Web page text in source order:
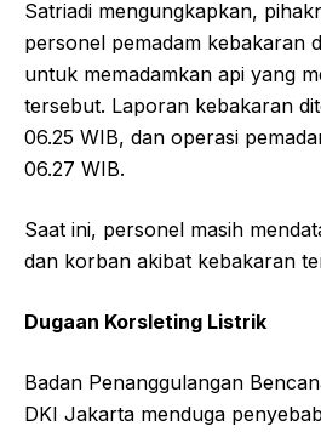
Satriadi mengungkapkan,
personel pemadam kebakaran
untuk memadamkan api yang
tersebut. Laporan kebakaran
06.25 WIB, dan operasi
06.27 WIB.
Saat ini, personel masih
dan korban akibat kebakaran
Dugaan Korsleting Listrik
Badan Penanggulangan
DKI Jakarta menduga